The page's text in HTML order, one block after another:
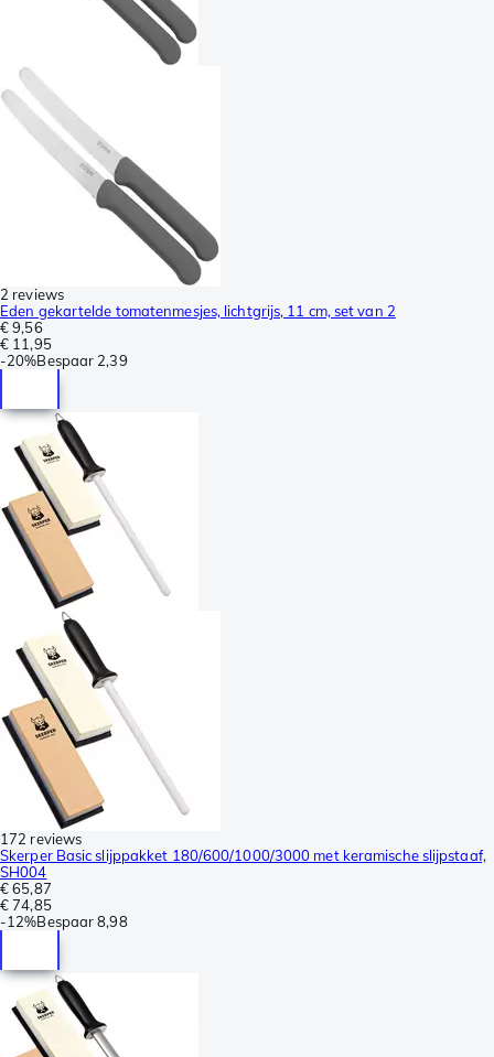
2 reviews
Eden gekartelde tomatenmesjes, lichtgrijs, 11 cm, set van 2
€ 9,56
€ 11,95
-20%Bespaar 2,39
172 reviews
Skerper Basic slijppakket 180/600/1000/3000 met keramische slijpstaaf,
SH004
€ 65,87
€ 74,85
-12%Bespaar 8,98